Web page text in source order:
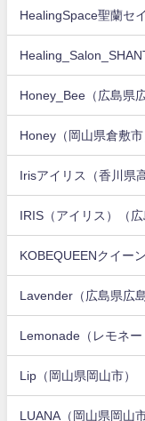
HealingSpace聖蘭セ
Honey_Bee（広島県
Honey（岡山県倉敷市
Irisアイリス（香川県
IRIS（アイリス）（広
KOBEQUEENクイーン
Lavender（広島県広島
Lemonade（レモネ
Lip（岡山県岡山市）
LUANA（岡山県岡山市